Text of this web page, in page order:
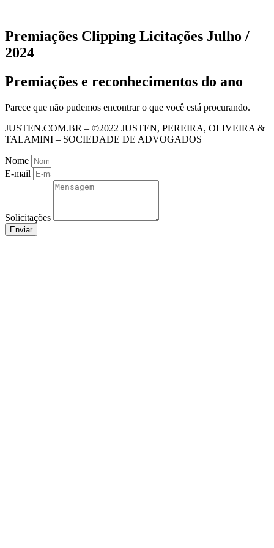
Premiações Clipping Licitações Julho /
2024
Premiações e reconhecimentos do ano
Parece que não pudemos encontrar o que você está procurando.
JUSTEN.COM.BR – ©2022 JUSTEN, PEREIRA, OLIVEIRA &
TALAMINI – SOCIEDADE DE ADVOGADOS
Nome
E-mail
Solicitações
Enviar